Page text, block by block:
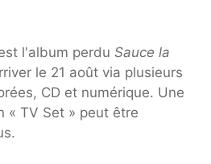
l'album perdu Sauce la
le 21 août via plusieurs
CD et numérique. Une
« TV Set » peut être